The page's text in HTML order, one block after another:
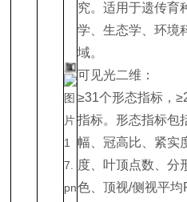
究。适用于遗传育
学、生态学、环境
域。
可见光二维：
≥31个形态指标，
指标。形态指标包
幅、冠高比、紧实
度、叶顶点数、分
色、顶视/侧视平均